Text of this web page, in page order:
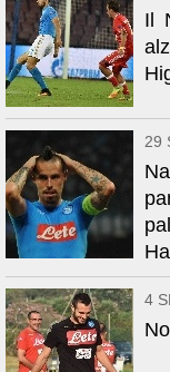
Il
29
4